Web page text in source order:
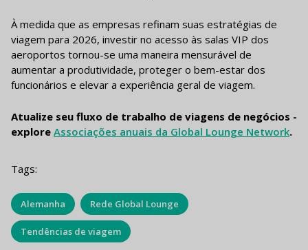
À medida que as empresas refinam suas estratégias de
viagem para 2026, investir no acesso às salas VIP dos
aeroportos tornou-se uma maneira mensurável de
aumentar a produtividade, proteger o bem-estar dos
funcionários e elevar a experiência geral de viagem.
Atualize seu fluxo de trabalho de viagens de negócios -
explore Associações anuais da Global Lounge Network.
Tags:
Alemanha Rede Global Lounge
Tendências de viagem